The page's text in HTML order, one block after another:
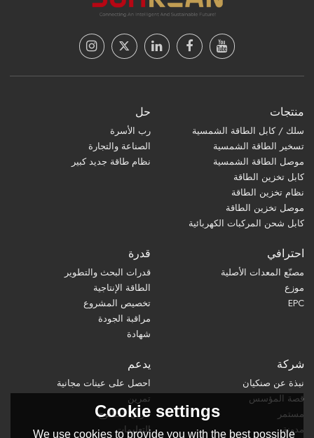
منتجات
سلك / كابل الطاقة الشمسية
تسخير الطاقة الشمسية
موصل الطاقة الشمسية
كابل تخزين الطاقة
نظام تخزين الطاقة
موصل تخزين الطاقة
كابل شحن المركبات الكهربائية
حل
رب الأسرة
الصناعة والتجارة
نظام طاقة جديد كبير
احترافي
مصنّع المعدات الأصلية
موزع
EPC
قدرة
قدرات البحث والتطوير
الطاقة الإنتاجية
تخصيص المشروع
مراقبة الجودة
شهادة
شركة
نبذة عن صنكيان
قصة المؤسس
مستمر
مدونة
يدعم
احصل على عينات مجانية
تمرين
تنزيل الكتالوج
التعليمات
Cookie settings
We use cookies to provide you with the best possible